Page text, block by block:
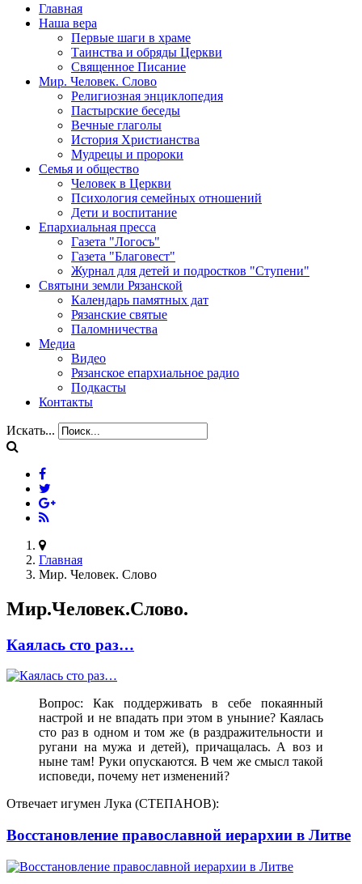
Главная
Наша вера
Первые шаги в храме
Таинства и обряды Церкви
Священное Писание
Мир. Человек. Слово
Религиозная энциклопедия
Пастырские беседы
Вечные глаголы
История Христианства
Мудрецы и пророки
Семья и общество
Человек в Церкви
Психология семейных отношений
Дети и воспитание
Епархиальная пресса
Газета "Логосъ"
Газета "Благовест"
Журнал для детей и подростков "Ступени"
Святыни земли Рязанской
Календарь памятных дат
Рязанские святые
Паломничества
Медиа
Видео
Рязанское епархиальное радио
Подкасты
Контакты
Искать...
Главная
Мир. Человек. Слово
Мир.Человек.Слово.
Каялась сто раз…
Вопрос: Как поддерживать в себе покаянный
настрой и не впадать при этом в уныние? Каялась
сто раз в одном и том же (в раздражительности и
ругани на мужа и детей), причащалась. А воз и
ныне там! Руки опускаются. В чем же смысл такой
исповеди, почему нет изменений?
Отвечает игумен Лука (СТЕПАНОВ):
Восстановление православной иерархии в Литве